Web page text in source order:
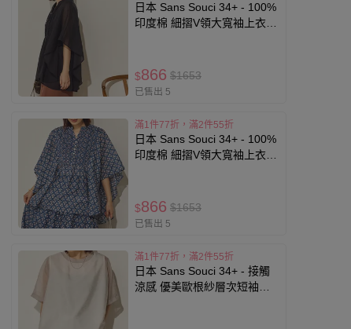
日本 Sans Souci 34+ - 100%
印度棉 細摺V領大寬袖上衣-
$866 $1653
已售出 5
滿1件77折，滿2件55折
日本 Sans Souci 34+ - 100%
印度棉 細摺V領大寬袖上衣-
$866 $1653
已售出 5
滿1件77折，滿2件55折
日本 Sans Souci 34+ - 接觸
涼感 優美歐根紗層次短袖上